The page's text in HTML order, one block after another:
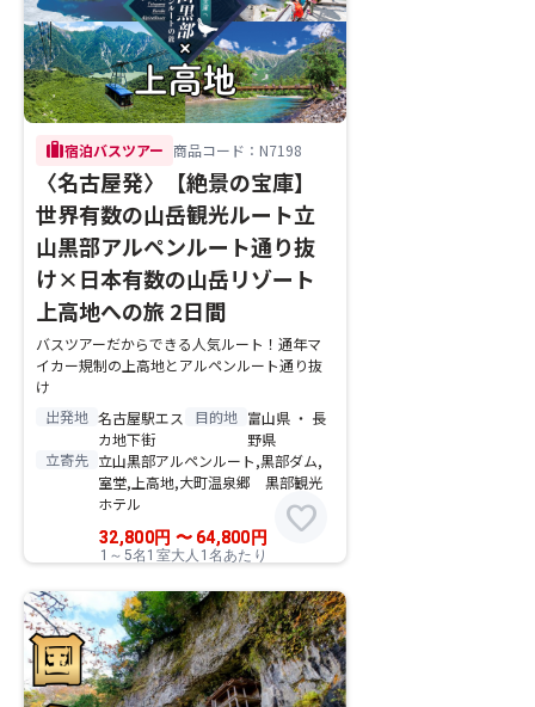
trip宿泊バスツアー 商品コード：N7198
〈名古屋発〉【絶景の宝庫】
世界有数の山岳観光ルート立
山黒部アルペンルート通り抜
け×日本有数の山岳リゾート
上高地への旅 2日間
バスツアーだからできる人気ルート！通年マ
イカー規制の上高地とアルペンルート通り抜
け
出発地 名古屋駅エス
カ地下街
目的地 富山県 ・ 長
野県
立寄先 立山黒部アルペンルート,黒部ダム,
室堂,上高地,大町温泉郷 黒部観光
ホテル
32,800円 〜64,800 円
1～5名1室大人1名あたり
favorite